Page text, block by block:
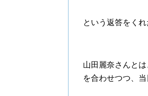
という返答をく
山田麗奈さんと
を合わせつつ、